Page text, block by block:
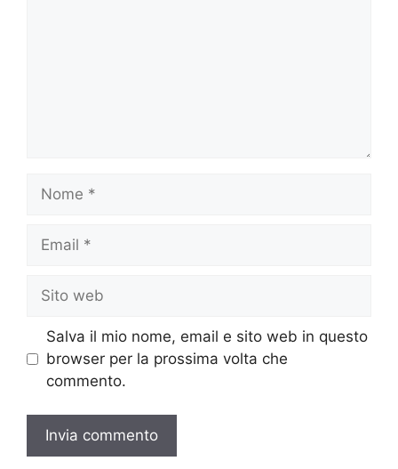
web
Salva il mio nome, email e sito web in questo
browser per la prossima volta che
commento.